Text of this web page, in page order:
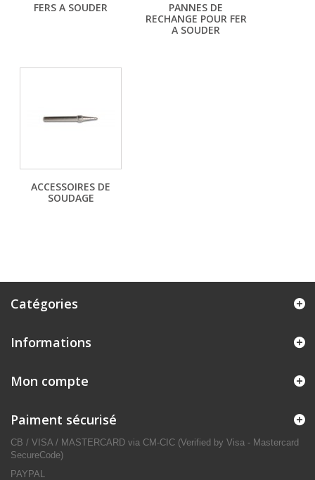
FERS A SOUDER
PANNES DE
RECHANGE POUR FER
A SOUDER
ACCESSOIRES DE
SOUDAGE
Catégories
Informations
Mon compte
Paiment sécurisé
CB / VISA / MASTERCARD via CM-CIC (Verified by Visa - Mastercard
SecureCode)
PAYPAL